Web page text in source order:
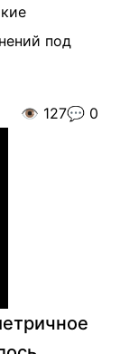
под
👁️ 127💬 0